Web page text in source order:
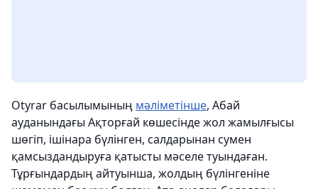
Otyrar басылымының мәліметінше, Абай
ауданындағы Ақторғай көшесінде жол жамылғысы
шөгіп, ішінара бүлінген, салдарынан сумен
қамсыздандыруға қатысты мәселе туындаған.
Тұрғындардың айтуынша, жолдың бүлінгеніне